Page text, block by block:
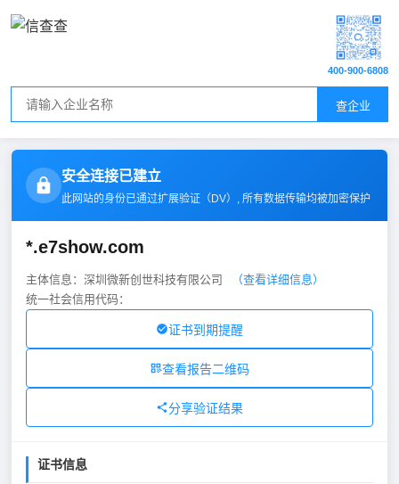
查企业
400-900-6808
安全连接已建立
此网站的身份已通过扩展验证（DV）, 所有数据传输均被加密保护
*.e7show.com
主体信息：深圳微新创世科技有限公司
（查看详细信息）
统一社会信用代码：
证书到期提醒
查看报告二维码
分享验证结果
证书信息